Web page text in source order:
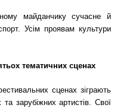
майданчику сучасне й
Усім проявам культури
тематичних сценах
сценах зіграють
зарубіжних артистів. Свої